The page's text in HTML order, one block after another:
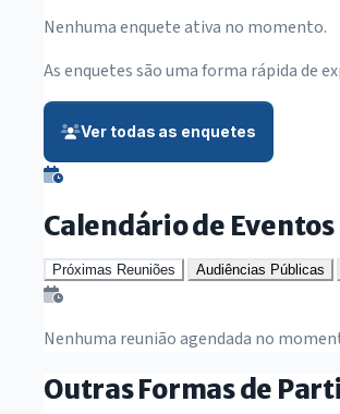
Nenhuma enquete ativa no momento.
As enquetes são uma forma rápida de
Ver todas as enquetes
Calendário de Eventos
Próximas Reuniões Audiências Públicas
Nenhuma reunião agendada no
Outras Formas de